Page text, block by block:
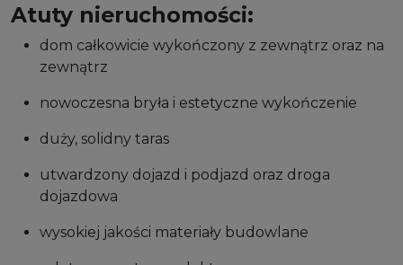
Atuty nieruchomości:
dom całkowicie wykończony z zewnątrz oraz na
zewnątrz
nowoczesna bryła i estetyczne wykończenie
duży, solidny taras
utwardzony dojazd i podjazd oraz droga
dojazdowa
wysokiej jakości materiały budowlane